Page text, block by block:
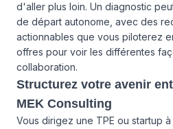
d'aller plus loin. Un diagnostic
de départ autonome, avec des
actionnables que vous piloterez
offres pour voir les différentes
collaboration.
Structurez votre avenir
MEK Consulting
Vous dirigez une TPE ou startup